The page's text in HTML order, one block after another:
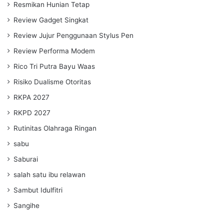
Resmikan Hunian Tetap
Review Gadget Singkat
Review Jujur Penggunaan Stylus Pen
Review Performa Modem
Rico Tri Putra Bayu Waas
Risiko Dualisme Otoritas
RKPA 2027
RKPD 2027
Rutinitas Olahraga Ringan
sabu
Saburai
salah satu ibu relawan
Sambut Idulfitri
Sangihe